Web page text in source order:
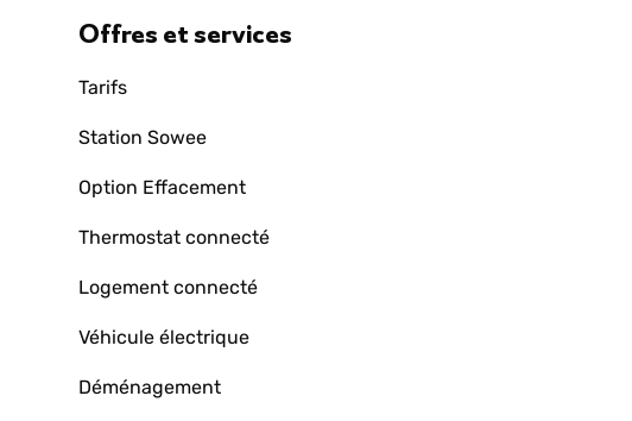
Offres et services
Tarifs
Station Sowee
Option Effacement
Thermostat connecté
Logement connecté
Véhicule électrique
Déménagement